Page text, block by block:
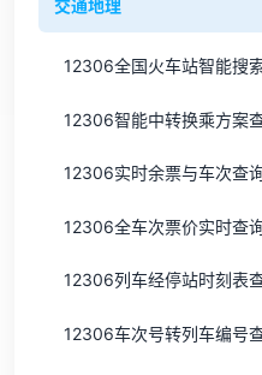
交通地理
12306全国火车站智能搜
12306智能中转换乘方案
12306实时余票与车次查
12306全车次票价实时查
12306列车经停站时刻表
12306车次号转列车编号